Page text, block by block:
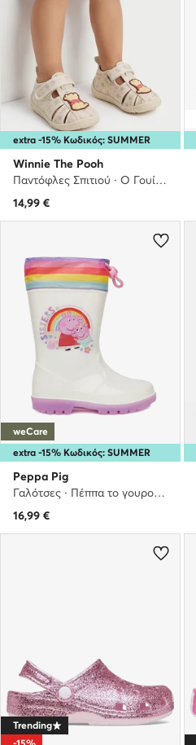
extra -15% Κωδικός: SUMMER
Winnie The Pooh
Παντόφλες Σπιτιού · Ο Γουίνι το Αρκουδάκι · Ανοιχτό μπεζ
14,99 €
extra -15% Κωδικός: SUMMER
weCare
Peppa Pig
Γαλότσες · Πέππα το γουρουνάκι · Λευκό
16,99 €
Trending